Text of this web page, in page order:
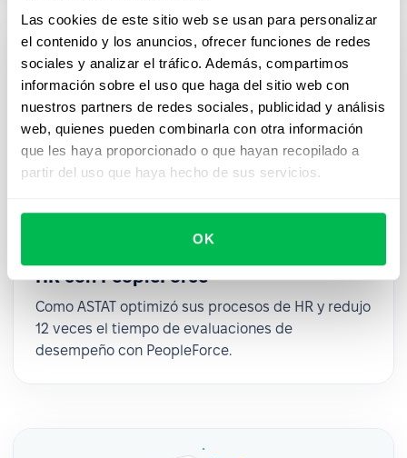
Las cookies de este sitio web se usan para personalizar
el contenido y los anuncios, ofrecer funciones de redes
sociales y analizar el tráfico. Además, compartimos
información sobre el uso que haga del sitio web con
nuestros partners de redes sociales, publicidad y análisis
web, quienes pueden combinarla con otra información
que les haya proporcionado o que hayan recopilado a
partir del uso que haya hecho de sus servicios.
OK
Cómo ASTAT optimizó sus procesos de
HR con PeopleForce
Como ASTAT optimizó sus procesos de HR y redujo
12 veces el tiempo de evaluaciones de
desempeño con PeopleForce.